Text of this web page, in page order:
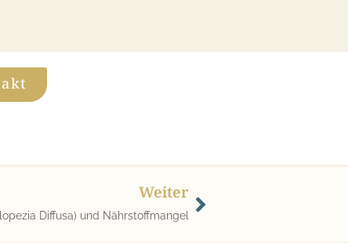
Weiter
Diffusa) und Nährstoffmangel